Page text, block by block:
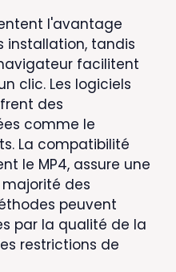
l'avantage
installation, tandis
facilitent
clic. Les logiciels
des
comme le
La compatibilité
le MP4, assure une
des
peuvent
par la qualité de la
restrictions de